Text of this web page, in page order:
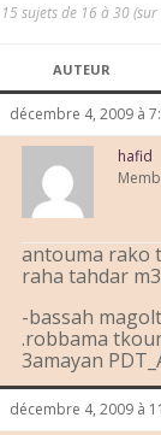
15 sujets de 16 à 30
AUTEUR
décembre 4, 2009 à
hafid
antouma rako
raha tahdar
-bassah
.robbama
3amayan
décembre 4, 2009 à